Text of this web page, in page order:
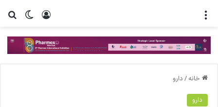
تغییر ورود
خانه / دارو
دارو